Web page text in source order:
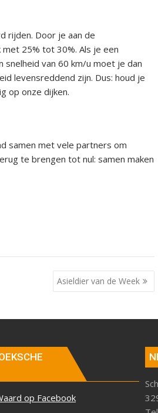
rijden. Door je aan de
25% tot 30%. Als je een
van 60 km/u moet je dan
levensreddend zijn. Dus: houd je
op onze dijken.
samen met vele partners om
te brengen tot nul: samen maken
Asieldier van de Week
op Facebook